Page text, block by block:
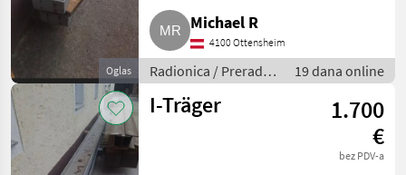
Oglas
Michael R
4100 Ottensheim
Radionica / Prerada
metala
19 dana online
I-Träger
1.700
€
bez PDV-a